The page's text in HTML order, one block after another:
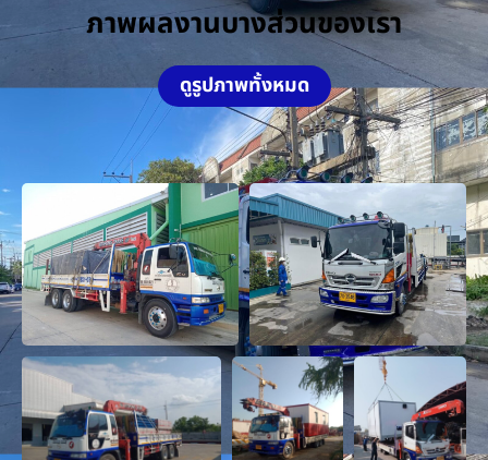
ภาพผลงานบางส่วนของเรา
ดูรูปภาพทั้งหมด